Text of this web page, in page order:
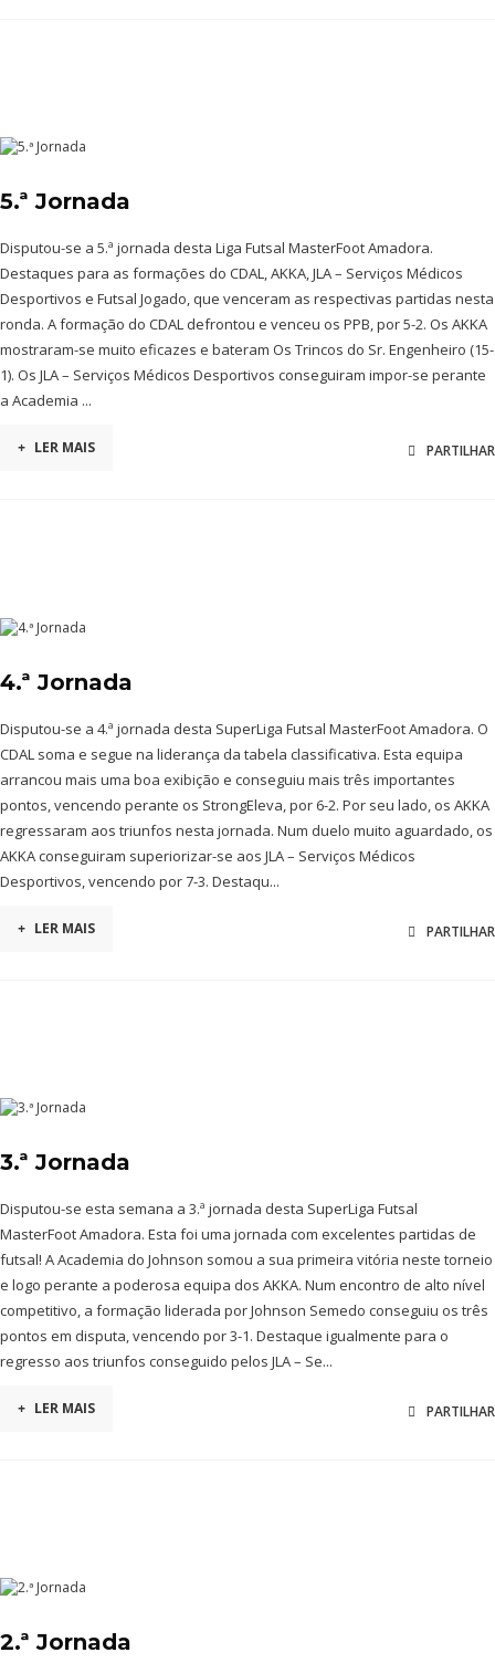
5.ª Jornada
Disputou-se a 5.ª jornada desta Liga Futsal MasterFoot Amadora.
Destaques para as formações do CDAL, AKKA, JLA – Serviços Médicos
Desportivos e Futsal Jogado, que venceram as respectivas partidas nesta
ronda. A formação do CDAL defrontou e venceu os PPB, por 5-2. Os AKKA
mostraram-se muito eficazes e bateram Os Trincos do Sr. Engenheiro (15-
1). Os JLA – Serviços Médicos Desportivos conseguiram impor-se perante
a Academia ...
+ LER MAIS PARTILHAR
4.ª Jornada
Disputou-se a 4.ª jornada desta SuperLiga Futsal MasterFoot Amadora. O
CDAL soma e segue na liderança da tabela classificativa. Esta equipa
arrancou mais uma boa exibição e conseguiu mais três importantes
pontos, vencendo perante os StrongEleva, por 6-2. Por seu lado, os AKKA
regressaram aos triunfos nesta jornada. Num duelo muito aguardado, os
AKKA conseguiram superiorizar-se aos JLA – Serviços Médicos
Desportivos, vencendo por 7-3. Destaqu...
+ LER MAIS PARTILHAR
3.ª Jornada
Disputou-se esta semana a 3.ª jornada desta SuperLiga Futsal
MasterFoot Amadora. Esta foi uma jornada com excelentes partidas de
futsal! A Academia do Johnson somou a sua primeira vitória neste torneio
e logo perante a poderosa equipa dos AKKA. Num encontro de alto nível
competitivo, a formação liderada por Johnson Semedo conseguiu os três
pontos em disputa, vencendo por 3-1. Destaque igualmente para o
regresso aos triunfos conseguido pelos JLA – Se...
+ LER MAIS PARTILHAR
2.ª Jornada